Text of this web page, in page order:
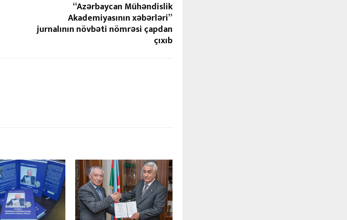
“Azərbaycan Mühəndislik
Akademiyasının xəbərləri”
jurnalının növbəti nömrəsi çapdan
çıxıb